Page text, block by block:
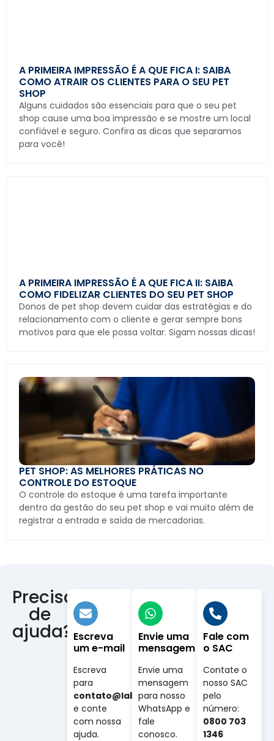
A PRIMEIRA IMPRESSÃO É A QUE FICA I: SAIBA
COMO ATRAIR OS CLIENTES PARA O SEU PET
SHOP
Alguns cuidados são essenciais para que o seu pet
shop cause uma boa impressão e se mostre um local
confiável e seguro. Confira as dicas que separamos
para você!
A PRIMEIRA IMPRESSÃO É A QUE FICA II: SAIBA
COMO FIDELIZAR CLIENTES DO SEU PET SHOP
Donos de pet shop devem cuidar das estratégias e do
relacionamento com o cliente e gerar sempre bons
motivos para que ele possa voltar. Sigam nossas dicas!
PET SHOP: AS MELHORES PRÁTICAS NO
CONTROLE DO ESTOQUE
O controle do estoque é uma tarefa importante
dentro da gestão do seu pet shop e vai muito além de
registrar a entrada e saída de mercadorias.
Precisa
de
ajuda? Escreva
um e-mail
Escreva
para
contato@labovet.com.br
e conte
com nossa
ajuda.
Envie uma
mensagem
Envie uma
mensagem
para nosso
WhatsApp e
fale
conosco.
Fale com
o SAC
Contate o
nosso SAC
pelo
número:
0800 703
1346